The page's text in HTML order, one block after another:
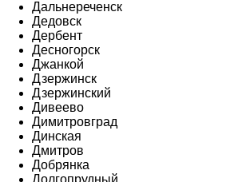
Дальнереченск
Дедовск
Дербент
Десногорск
Джанкой
Дзержинск
Дзержинский
Дивеево
Димитровград
Динская
Дмитров
Добрянка
Долгопрудный